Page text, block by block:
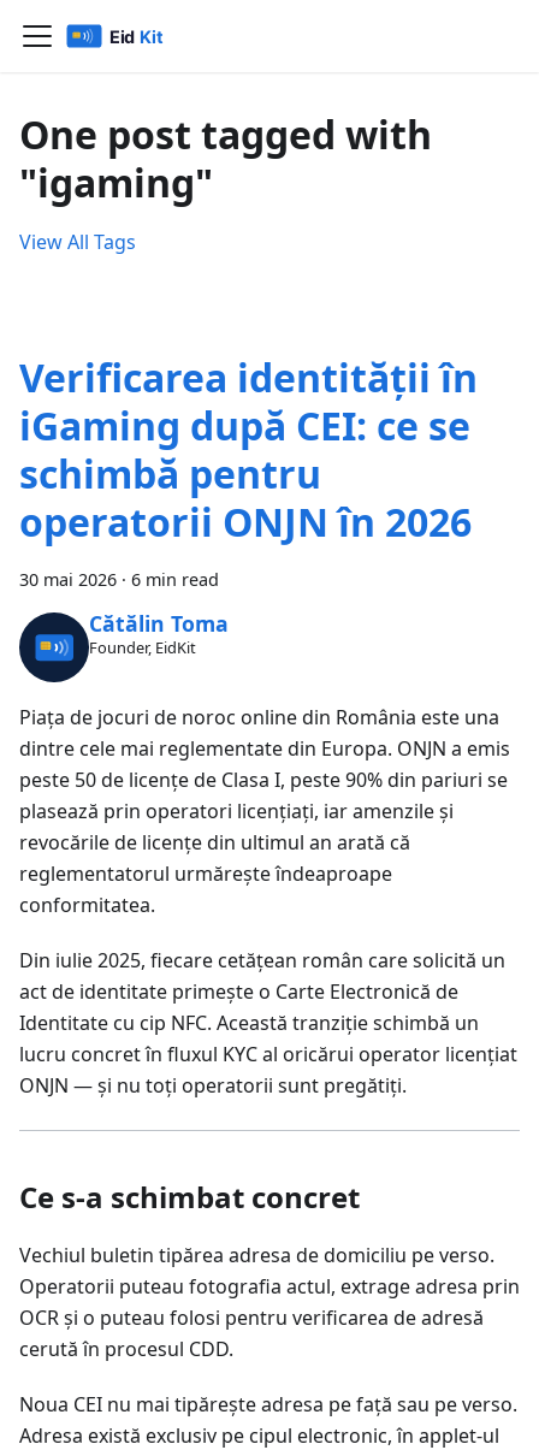
One post tagged with
"igaming"
View All Tags
Verificarea identității în
iGaming după CEI: ce se
schimbă pentru
operatorii ONJN în 2026
30 mai 2026 · 6 min read
Cătălin Toma
Founder, EidKit
Piața de jocuri de noroc online din România este una
dintre cele mai reglementate din Europa. ONJN a emis
peste 50 de licențe de Clasa I, peste 90% din pariuri se
plasează prin operatori licențiați, iar amenzile și
revocările de licențe din ultimul an arată că
reglementatorul urmărește îndeaproape
conformitatea.
Din iulie 2025, fiecare cetățean român care solicită un
act de identitate primește o Carte Electronică de
Identitate cu cip NFC. Această tranziție schimbă un
lucru concret în fluxul KYC al oricărui operator licențiat
ONJN — și nu toți operatorii sunt pregătiți.
Ce s-a schimbat concret
Vechiul buletin tipărea adresa de domiciliu pe verso.
Operatorii puteau fotografia actul, extrage adresa prin
OCR și o puteau folosi pentru verificarea de adresă
cerută în procesul CDD.
Noua CEI nu mai tipărește adresa pe față sau pe verso.
Adresa există exclusiv pe cipul electronic, în applet-ul